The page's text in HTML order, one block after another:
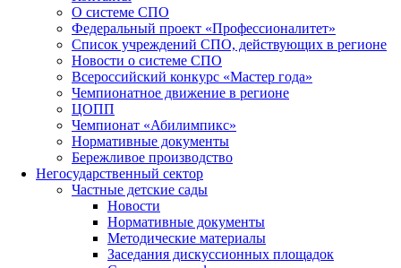
О системе СПО
Федеральный проект «Профессионалитет»
Список учреждений СПО, действующих в регионе
Новости о системе СПО
Всероссийский конкурс «Мастер года»
Чемпионатное движение в регионе
ЦОПП
Чемпионат «Абилимпикс»
Нормативные документы
Бережливое производство
Негосударственный сектор
Частные детские сады
Новости
Нормативные документы
Методические материалы
Заседания дискуссионных площадок